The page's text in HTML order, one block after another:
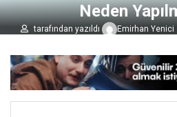
Neden
tarafından yazıldı Emirhan Yenici